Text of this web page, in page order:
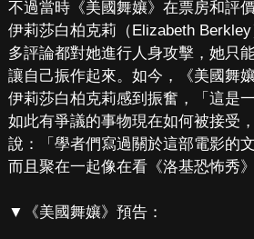
不過當時《美國舞孃》在票房和評
伊莉莎白柏克莉（Elizabeth
多評論都對她進行人身攻擊，她只
讓自己振作起來。如今，《美國舞
伊莉莎白柏克莉感到振奮，「這是
如此有爭議的事物現在如何被接受
說：「學者們寫過關於這部電影的
而且聚在一起像在看《洛基恐怖秀
▼《美國舞孃》預告：